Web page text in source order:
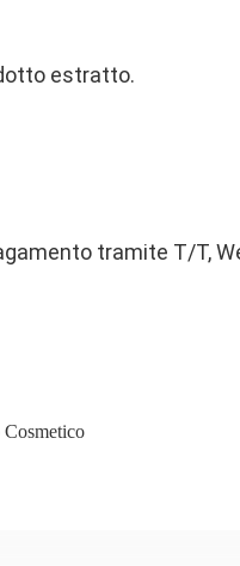
estratto.
tramite T/T,